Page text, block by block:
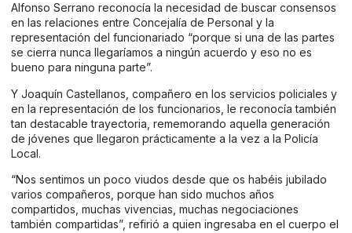
Alfonso Serrano reconocía la necesidad de buscar consensos
en las relaciones entre Concejalía de Personal y la
representación del funcionariado “porque si una de las partes
se cierra nunca llegaríamos a ningún acuerdo y eso no es
bueno para ninguna parte”.
Y Joaquín Castellanos, compañero en los servicios policiales y
en la representación de los funcionarios, le reconocía también
tan destacable trayectoria, rememorando aquella generación
de jóvenes que llegaron prácticamente a la vez a la Policía
Local.
“Nos sentimos un poco viudos desde que os habéis jubilado
varios compañeros, porque han sido muchos años
compartidos, muchas vivencias, muchas negociaciones
también compartidas”, refirió a quien ingresaba en el cuerpo el